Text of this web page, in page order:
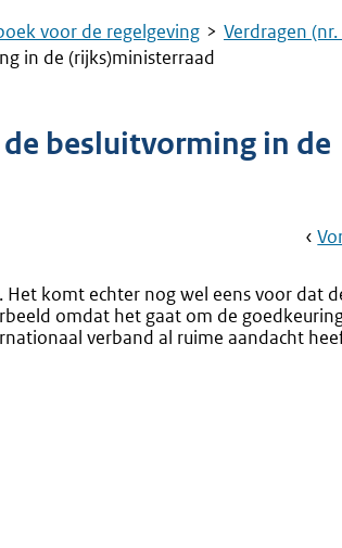
voor de regelgeving Verdragen
in de (rijks)ministerraad
besluitvorming in de
Ga
Het komt echter nog wel eens voor dat
omdat het gaat om de
verband al ruime aandacht